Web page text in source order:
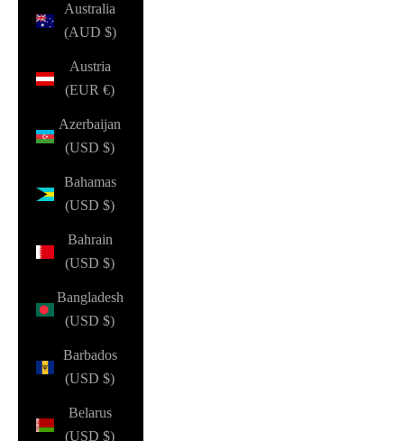
Australia
(AUD $)
Austria
(EUR €)
Azerbaijan
(USD $)
Bahamas
(USD $)
Bahrain
(USD $)
Bangladesh
(USD $)
Barbados
(USD $)
Belarus
(USD $)